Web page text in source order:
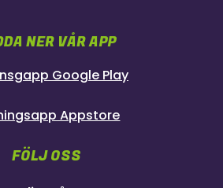
NER VÅR APP
Google Play
Appstore
FÖLJ OSS